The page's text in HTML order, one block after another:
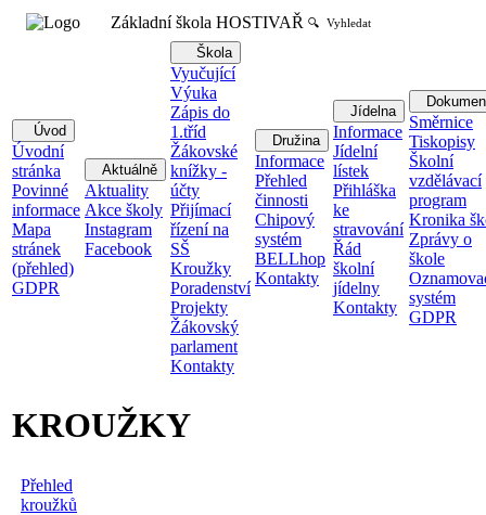
Základní škola HOSTIVAŘ 🔍 Vyhledat
Úvod
Úvodní
stránka
Povinné
informace
Mapa
stránek
(přehled)
GDPR
Aktuálně
Aktuality
Akce školy
Instagram
Facebook
Škola
Vyučující
Výuka
Zápis do
1.tříd
Žákovské
knížky -
účty
Přijímací
řízení na
SŠ
Kroužky
Poradenství
Projekty
Žákovský
parlament
Kontakty
Družina
Informace
Přehled
činnosti
Chipový
systém
BELLhop
Kontakty
Jídelna
Informace
Jídelní
lístek
Přihláška
ke
stravování
Řád
školní
jídelny
Kontakty
Směrnice
Tiskopisy
Školní
vzdělávací
program
Kronika
Zprávy o
škole
systém
GDPR
KROUŽKY
Přehled
kroužků